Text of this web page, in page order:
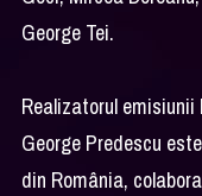
George Tei.
Realizatorul
George Predescu
din România,